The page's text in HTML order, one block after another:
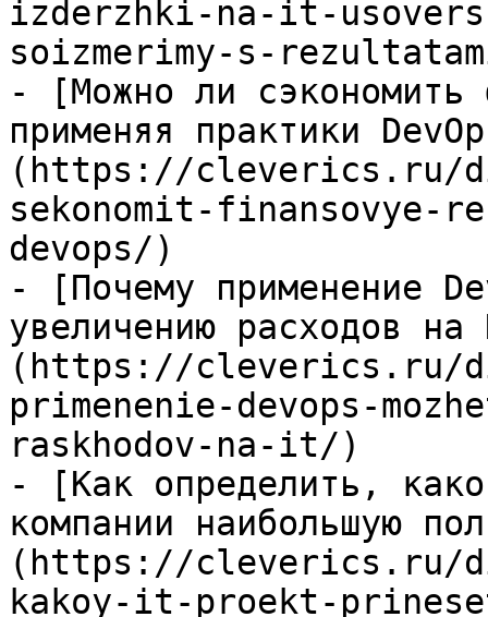
izderzhki-na-it-
soizmerimy-s-
- [Можно ли сэкономить
применяя практики
(https://cleverics.ru/
sekonomit-finansovye-
devops/)
- [Почему применение
увеличению расходов на
(https://cleverics.ru/
primenenie-devops-
raskhodov-na-it/)
- [Как определить,
компании наибольшую
(https://cleverics.ru/
kakoy-it-proekt-